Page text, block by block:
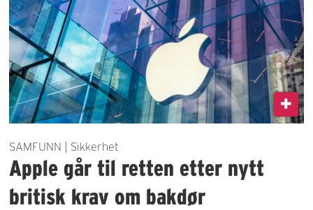
SAMFUNN | Sikkerhet
Apple går til retten etter nytt
britisk krav om bakdør